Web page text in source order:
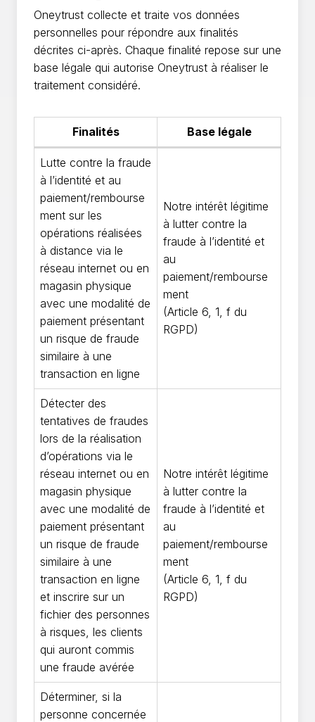
Oneytrust collecte et traite vos données
personnelles pour répondre aux finalités
décrites ci-après. Chaque finalité repose sur une
base légale qui autorise Oneytrust à réaliser le
traitement considéré.
Finalités Base légale
Lutte contre la fraude
à l’identité et au
paiement/rembourse
ment sur les
opérations réalisées
à distance via le
réseau internet ou en
magasin physique
avec une modalité de
paiement présentant
un risque de fraude
similaire à une
transaction en ligne
Notre intérêt légitime
à lutter contre la
fraude à l’identité et
au
paiement/rembourse
ment
(Article 6, 1, f du
RGPD)
Détecter des
tentatives de fraudes
lors de la réalisation
d’opérations via le
réseau internet ou en
magasin physique
avec une modalité de
paiement présentant
un risque de fraude
similaire à une
transaction en ligne
et inscrire sur un
fichier des personnes
à risques, les clients
qui auront commis
une fraude avérée
Notre intérêt légitime
à lutter contre la
fraude à l’identité et
au
paiement/rembourse
ment
(Article 6, 1, f du
RGPD)
Déterminer, si la
personne concernée